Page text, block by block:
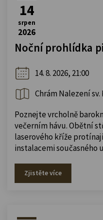
14
srpen
2026
Noční prohlídka
14. 8. 2026, 21:00
Chrám Nalezení sv.
Poznejte vrcholně
večerním hávu. Obětní
laserového kříže
instalacemi současného
Zjistěte více